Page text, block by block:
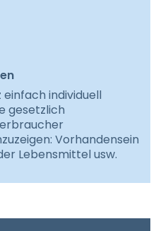
individuell
gesetzlich
Vorhandensein
Lebensmittel usw.